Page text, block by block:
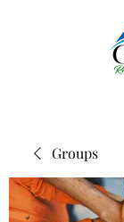
Groups